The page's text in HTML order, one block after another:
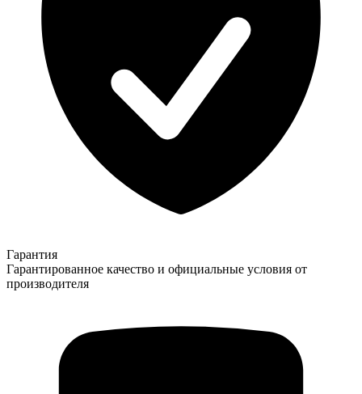
Гарантия
Гарантированное качество и официальные условия от
производителя